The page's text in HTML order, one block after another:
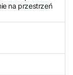
na przestrzeń